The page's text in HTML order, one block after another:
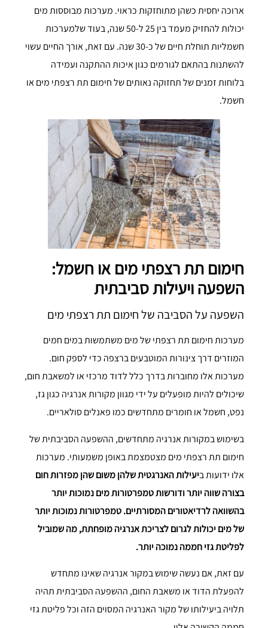
ארוכה יחסית כשהן מתוחזקות כראוי. מערכות מבוססות מים
יכולות להחזיק מעמד בין 25 ל-50 שנה, בעוד שלמערכות
חשמליות תוחלת חיים של כ-30 שנה. עם זאת, אורך החיים עשוי
להשתנות בהתאם לגורמים כגון איכות ההתקנה ועמידה
בלוחות זמנים של תחזוקה נאותים של חימום תת רצפתי מים או
חשמל.
חימום תת רצפתי מים או חשמל:
השפעה ויעילות סביבתית
השפעה על הסביבה של חימום תת רצפתי מים
מערכות חימום תת רצפתי של מים משתמשות במים חמים
המוזרים דרך צינורות המוטבעים ברצפה כדי לספק חום.
מערכות אלו מחוברות בדרך כלל לדוד מרכזי או למשאבת חום,
שיכולים להיות מופעלים על ידי מגוון מקורות אנרגיה כגון גז,
נפט, חשמל או חומרים מתחדשים כמו פאנלים סולאריים.
בשימוש במקורות אנרגיה מתחדשים, ההשפעה הסביבתית של
חימום תת רצפתי מים מצטמצמת באופן משמעותי. מערכות
אלו ידועות ביעילות האנרגטית שלהן משום שהן מפזרות חום
בצורה שווה יותר ודורשות טמפרטורות מים נמוכות יותר
בהשוואה לרדיאטורים המסורתיים. טמפרטורות נמוכות יותר
של מים יכולות לגרום לצריכת אנרגיה מופחתת, מה שמוביל
לפליטת גזי חממה נמוכה יותר.
עם זאת, אם נעשה שימוש במקור אנרגיה שאינו מתחדש
להפעלת הדוד או משאבת החום, ההשפעה הסביבתית תהיה
תלויה ביעילותו של מקור האנרגיה המסוים הזה וכל פליטת גזי